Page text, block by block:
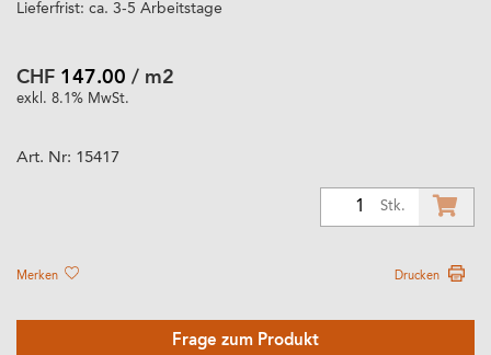
Lieferfrist: ca. 3-5 Arbeitstage
CHF 147.00 / m2
exkl. 8.1% MwSt.
Art. Nr: 15417
Stk.
Merken Drucken
Frage zum Produkt